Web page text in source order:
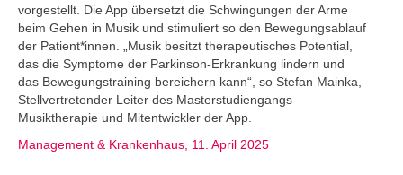
vorgestellt. Die App übersetzt die Schwingungen der Arme
beim Gehen in Musik und stimuliert so den Bewegungsablauf
der Patient*innen. „Musik besitzt therapeutisches Potential,
das die Symptome der Parkinson-Erkrankung lindern und
das Bewegungstraining bereichern kann“, so Stefan Mainka,
Stellvertretender Leiter des Masterstudiengangs
Musiktherapie und Mitentwickler der App.
Management & Krankenhaus, 11. April 2025